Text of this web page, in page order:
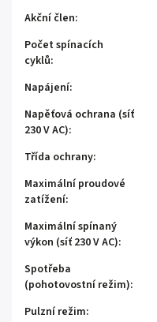
Akční člen:
Počet spínacích
cyklů:
Napájení:
Napěťová ochrana (síť
230 V AC):
Třída ochrany:
Maximální proudové
zatížení:
Maximální spínaný
výkon (síť 230 V AC):
Spotřeba
(pohotovostní režim):
Pulzní režim: